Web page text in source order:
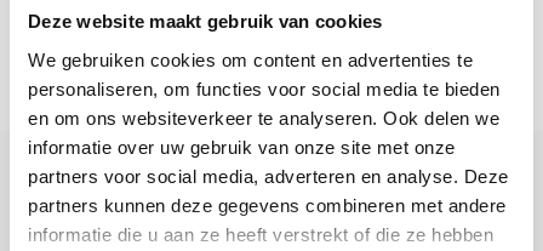
Deze website maakt gebruik van cookies
We gebruiken cookies om content en advertenties te
personaliseren, om functies voor social media te bieden
en om ons websiteverkeer te analyseren. Ook delen we
informatie over uw gebruik van onze site met onze
partners voor social media, adverteren en analyse. Deze
partners kunnen deze gegevens combineren met andere
informatie die u aan ze heeft verstrekt of die ze hebben
Schrijf je in voor onze nieuwsbrief
Blijf up-to-date en ontvang 10% korting